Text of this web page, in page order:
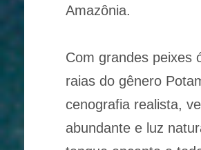
Amazônia.
Com grandes peixes
raias do gênero
cenografia realista,
abundante e luz